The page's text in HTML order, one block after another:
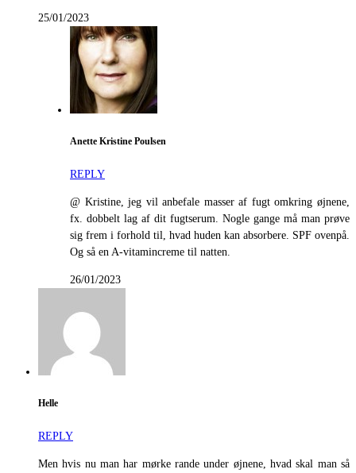
25/01/2023
Anette Kristine Poulsen
REPLY
@ Kristine, jeg vil anbefale masser af fugt omkring øjnene,
fx. dobbelt lag af dit fugtserum. Nogle gange må man prøve
sig frem i forhold til, hvad huden kan absorbere. SPF ovenpå.
Og så en A-vitamincreme til natten.
26/01/2023
Helle
REPLY
Men hvis nu man har mørke rande under øjnene, hvad skal man så